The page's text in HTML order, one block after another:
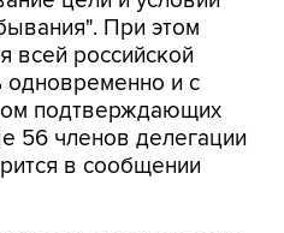
одновременно и с
подтверждающих
56 членов делегации
в сообщении
решение Хорватии